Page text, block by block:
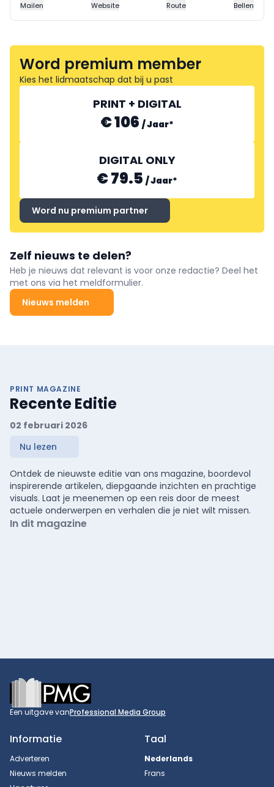
Mailen Website Route Bellen
Word premium member
Kies het lidmaatschap dat bij u past
PRINT + DIGITAL
€ 106 /Jaar*
DIGITAL ONLY
€ 79.5 /Jaar*
Word nu premium partner
Zelf nieuws te delen?
Heb je nieuws dat relevant is voor onze redactie? Deel het
met ons via het meldformulier.
Nieuws melden
PRINT MAGAZINE
Recente Editie
02 februari 2026
Nu lezen
Ontdek de nieuwste editie van ons magazine, boordevol
inspirerende artikelen, diepgaande inzichten en prachtige
visuals. Laat je meenemen op een reis door de meest
actuele onderwerpen en verhalen die je niet wilt missen.
In dit magazine
Footer
Een uitgave vanProfessional Media Group
Informatie
Adverteren
Nieuws melden
Taal
Nederlands
Frans